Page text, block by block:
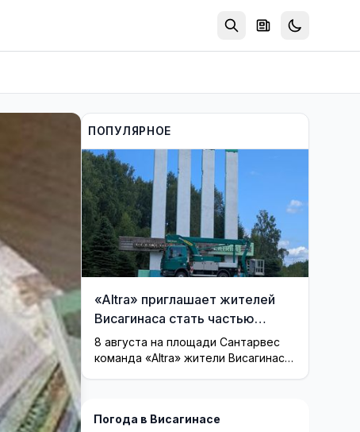
ПОПУЛЯРНОЕ
«Altra» приглашает жителей
Висагинаса стать частью
истории обновлённой стелы
8 августа на площади Сантарвес
команда «Altra» жители Висагинаса
Погода в Висагинасе